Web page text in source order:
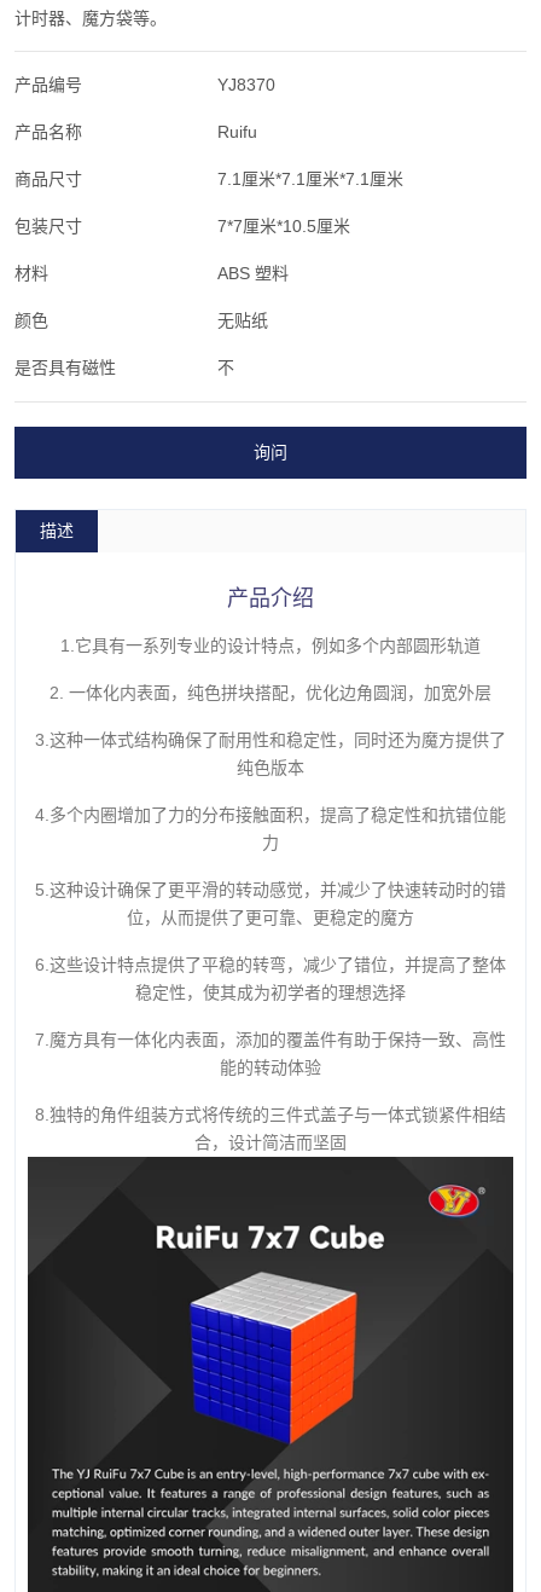
计时器、魔方袋等。
产品编号 YJ8370
产品名称 Ruifu
商品尺寸 7.1厘米*7.1厘米*7.1厘米
包装尺寸 7*7厘米*10.5厘米
材料 ABS 塑料
颜色 无贴纸
是否具有磁性 不
询问
描述
产品介绍
1.它具有一系列专业的设计特点，例如多个内部圆形轨道
2. 一体化内表面，纯色拼块搭配，优化边角圆润，加宽外层
3.这种一体式结构确保了耐用性和稳定性，同时还为魔方提供了
纯色版本
4.多个内圈增加了力的分布接触面积，提高了稳定性和抗错位能
力
5.这种设计确保了更平滑的转动感觉，并减少了快速转动时的错
位，从而提供了更可靠、更稳定的魔方
6.这些设计特点提供了平稳的转弯，减少了错位，并提高了整体
稳定性，使其成为初学者的理想选择
7.魔方具有一体化内表面，添加的覆盖件有助于保持一致、高性
能的转动体验
8.独特的角件组装方式将传统的三件式盖子与一体式锁紧件相结
合，设计简洁而坚固